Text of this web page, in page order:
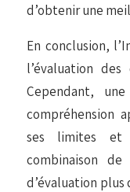
d’obtenir une
En conclusion,
l’évaluation
Cependant,
compréhension
ses limites et
combinaison
d’évaluation